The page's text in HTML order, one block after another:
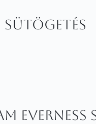
sütögetés